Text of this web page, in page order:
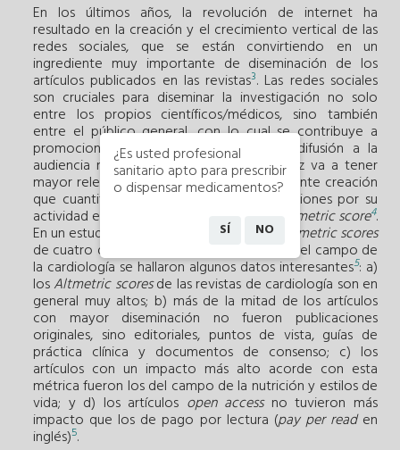
En los últimos años, la revolución de internet ha
resultado en la creación y el crecimiento vertical de las
redes sociales, que se están convirtiendo en un
ingrediente muy importante de diseminación de los
artículos publicados en las revistas3. Las redes sociales
son cruciales para diseminar la investigación no solo
entre los propios científicos/médicos, sino también
entre el público general, con lo cual se contribuye a
promocionar la salud. Este aspecto de difusión a la
audiencia no médica es crítico y cada vez va a tener
mayor relevancia. Existen métricas de reciente creación
que cuantifican el impacto de las publicaciones por su
actividad en las redes sociales, como es Altmetric score4.
En un estudio en el que se evaluaron los Altmetric scores
de cuatro de las revistas más relevantes en el campo de
la cardiología se hallaron algunos datos interesantes5: a)
losAltmetric scoresde las revistas de cardiología son en
general muy altos; b) más de la mitad de los artículos
con mayor diseminación no fueron publicaciones
originales, sino editoriales, puntos de vista, guías de
práctica clínica y documentos de consenso; c) los
artículos con un impacto más alto acorde con esta
métrica fueron los del campo de la nutrición y estilos de
vida; y d) los artículos open accessno tuvieron más
impacto que los de pago por lectura (pay per readen
inglés)5.
¿Es usted profesional
sanitario apto para prescribir
o dispensar medicamentos?
SÍ NO